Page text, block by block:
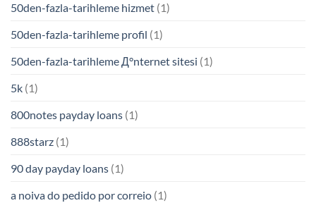
50den-fazla-tarihleme hizmet (1)
50den-fazla-tarihleme profil (1)
50den-fazla-tarihleme Д°nternet sitesi (1)
5k (1)
800notes payday loans (1)
888starz (1)
90 day payday loans (1)
a noiva do pedido por correio (1)